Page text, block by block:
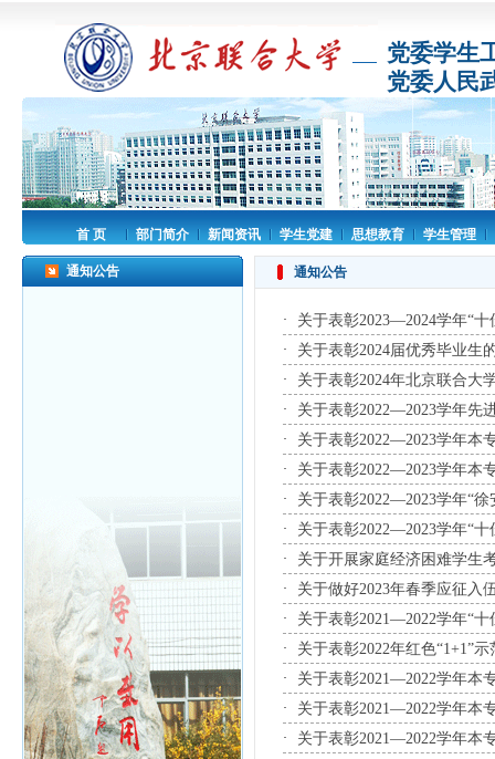
党委学生
党委人民
首 页 部门简介 新闻资讯 学生党建 思想教育 学生管理
通知公告 通知公告
· 关于表彰2023—2024学年“
· 关于表彰2024届优秀毕业生
· 关于表彰2024年北京联合大
· 关于表彰2022—2023学年先
· 关于表彰2022—2023学年本
· 关于表彰2022—2023学年本
· 关于表彰2022—2023学年“
· 关于表彰2022—2023学年“
· 关于开展家庭经济困难学生
· 关于做好2023年春季应征入
· 关于表彰2021—2022学年“
· 关于表彰2022年红色“1+1”
· 关于表彰2021—2022学年本
· 关于表彰2021—2022学年本
· 关于表彰2021—2022学年本